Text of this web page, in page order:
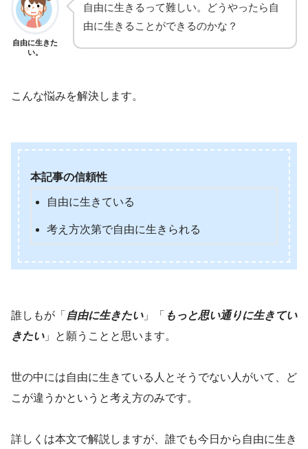
自由に生きた
い。
自由に生きるって難しい。どうやったら自
由に生きることができるのかな？
こんな悩みを解決します。
本記事の信頼性
自由に生きている
考え方次第で自由に生きられる
誰しもが「 自由に生きたい」「 もっと思い通りに生きてい
きたい」と願うことと思います。
世の中には自由に生きている人とそうでない人がいて、ど
こが違うかというと考え方のみです。
詳しくは本文で解説しますが、誰でも今日から自由に生き